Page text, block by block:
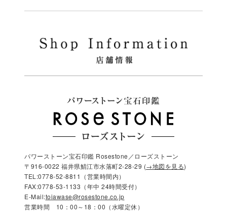
パワーストーン宝石印鑑 Rosestone／ローズストーン
〒916-0022 福井県鯖江市水落町2-28-29 (→地図を見る)
TEL:0778-52-8811（営業時間内）
FAX:0778-53-1133（年中 24時間受付）
E-Mail:toiawase@rosestone.co.jp
営業時間 10：00～18：00（水曜定休）